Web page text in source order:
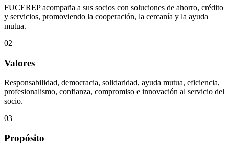
FUCEREP acompaña a sus socios con soluciones de ahorro, crédito
y servicios, promoviendo la cooperación, la cercanía y la ayuda
mutua.
02
Valores
Responsabilidad, democracia, solidaridad, ayuda mutua, eficiencia,
profesionalismo, confianza, compromiso e innovación al servicio del
socio.
03
Propósito